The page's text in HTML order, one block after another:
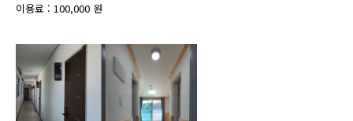
이용료 : 100,000 원